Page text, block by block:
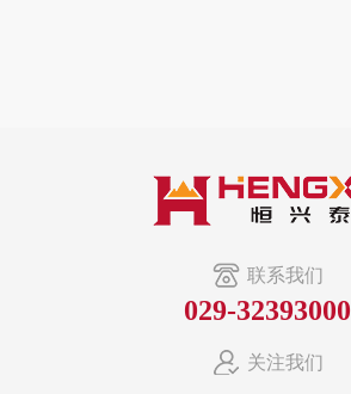
联系我们
029-32393000
关注我们